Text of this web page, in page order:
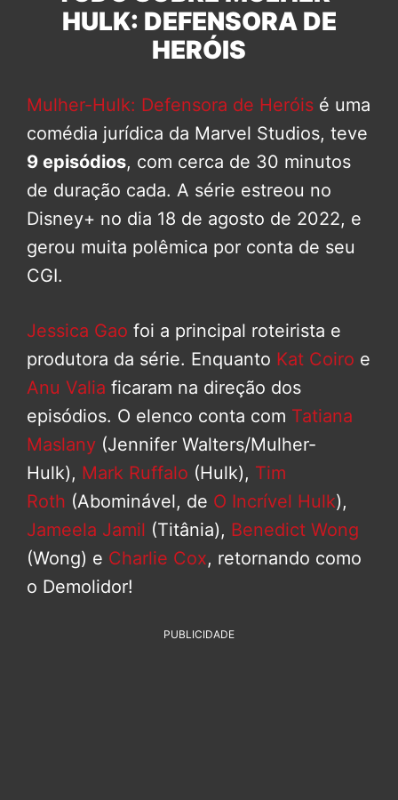
HULK: DEFENSORA DE
HERÓIS
Mulher-Hulk: Defensora de Heróis é uma
comédia jurídica da Marvel Studios, teve
9 episódios, com cerca de 30 minutos
de duração cada. A série estreou no
Disney+ no dia 18 de agosto de 2022, e
gerou muita polêmica por conta de seu
CGI.
Jessica Gao foi a principal roteirista e
produtora da série. Enquanto Kat Coiro e
Anu Valia ficaram na direção dos
episódios. O elenco conta com Tatiana
Maslany (Jennifer Walters/Mulher-
Hulk), Mark Ruffalo (Hulk), Tim
Roth (Abominável, de O Incrível Hulk),
Jameela Jamil (Titânia), Benedict Wong
(Wong) e Charlie Cox, retornando como
o Demolidor!
PUBLICIDADE